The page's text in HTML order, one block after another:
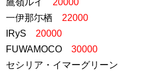
鷹嶺ルイ 20000
一伊那尓栖 22000
IRyS 20000
FUWAMOCO 30000
セシリア・イマーグリーン